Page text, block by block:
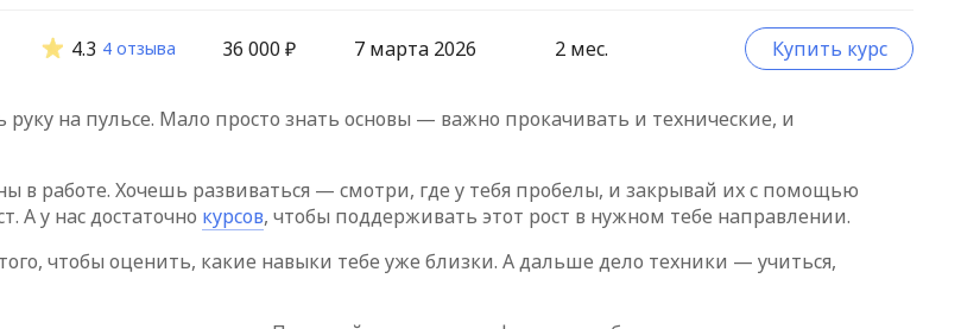
4.3 4 отзыва 36 000 ₽ 2 мес.
7 марта 2026 Купить курс
на пульсе. Мало просто знать основы — важно прокачивать и технические, и
в работе. Хочешь развиваться — смотри, где у тебя пробелы, и закрывай их с помощью
А у нас достаточно курсов, чтобы поддерживать этот рост в нужном тебе направлении.
чтобы оценить, какие навыки тебе уже близки. А дальше дело техники — учиться,